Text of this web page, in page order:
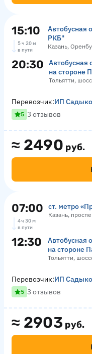
15:10
Автобусная
РКБ"
Казань,
5 ч 20 м
в пути
20:30
Автобусная
на стороне
Тольятти,
≈ 2490 руб.
Перевозчик:ИП
5 3 отзывов
07:00 ст. метро
Казань,
4 ч 30 м
в пути
12:30
Автобусная
на стороне
Тольятти,
≈ 2903 руб.
Перевозчик:ИП
5 3 отзывов